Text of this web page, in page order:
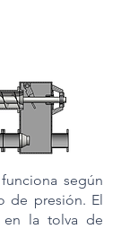
según
de presión. El
en la tolva de